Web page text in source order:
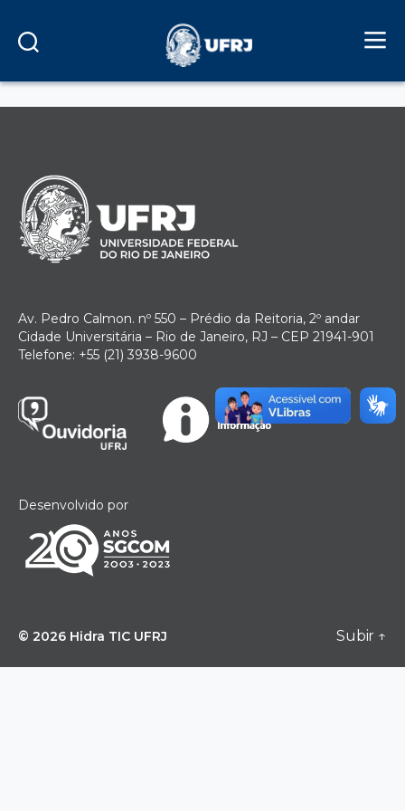
O registro foi desativado.
Av. Pedro Calmon. nº 550 – Prédio da Reitoria, 2º andar
Cidade Universitária – Rio de Janeiro, RJ – CEP 21941-901
Telefone: +55 (21) 3938-9600
Desenvolvido por
© 2026 Hidra TIC UFRJ Subir ↑